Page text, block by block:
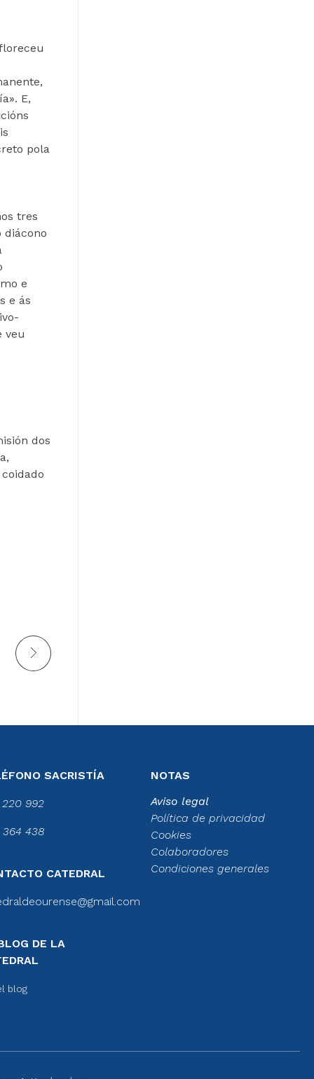
E,
pola
tres
diácono
e
e ás
veu
dos
SACRISTÍA
992
364 438
CATEDRAL
DE LA
blog
NOTAS
Aviso legal
Política de privacidad
Cookies
Colaboradores
Condiciones generales